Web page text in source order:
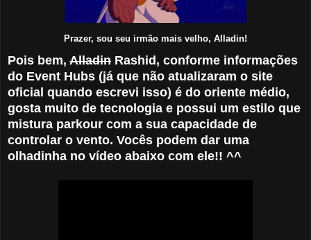
Prazer, sou seu irmão mais velho, Alladin!
Pois bem, Alladin Rashid, conforme informações
do Event Hubs (já que não atualizaram o site
oficial quando escrevi isso) é do oriente médio,
gosta muito de tecnologia e possui um estilo que
mistura parkour com a sua capacidade de
controlar o vento. Vocês podem dar uma
olhadinha no vídeo abaixo com ele!! ^^